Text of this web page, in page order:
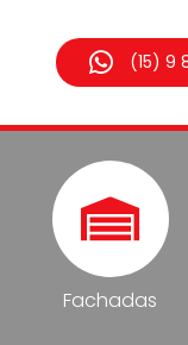
(15) 9
Fachadas